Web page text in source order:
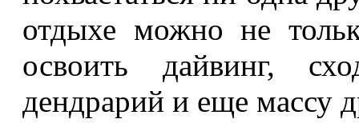
отдыхе можно не
освоить дайвинг,
дендрарий и еще массу